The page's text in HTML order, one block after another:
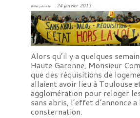
Billet publié le 24 janvier 2013
Alors qu’il y a quelques
Haute Garonne, Monsieur
que des réquisitions de
allaient avoir lieu à Toulouse
agglomération pour reloger
sans abris, l’effet d’annonce
consternation.